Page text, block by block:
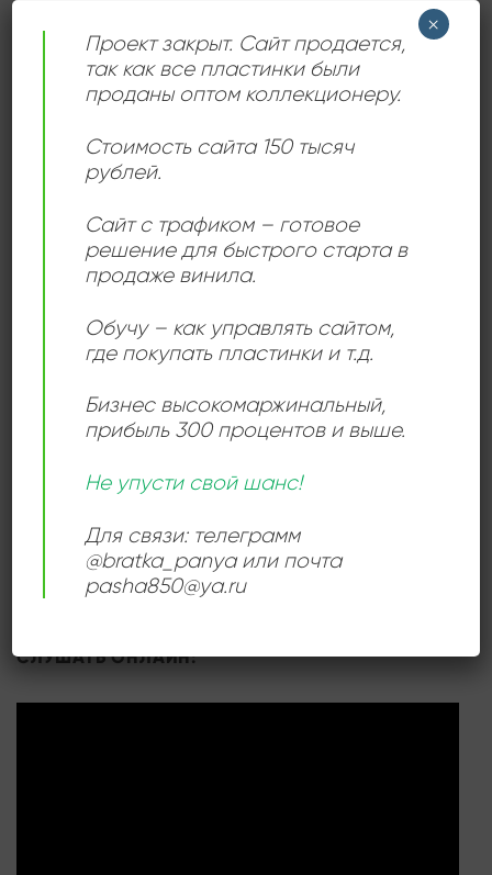
оригинальным оформлением, яркие красные лейблы
с чёрным и синим шрифтом. Этот альбом включает
культовые композиции в жанре хард-рока и
классического рока, отражая фирменное звучание
соло и энергичный вокал.
ДЕТАЛИ
AnTrop
ИСПОЛНИТЕЛЬ Deep Purple
РАЗМЕР ПЛАСТИНКИ 12 дюймов
СЛУШАТЬ ОНЛАЙН:
Проект закрыт. Сайт продается,
так как все пластинки были
проданы оптом коллекционеру.
Стоимость сайта 150 тысяч
рублей.
Сайт с трафиком – готовое
решение для быстрого старта в
продаже винила.
Обучу – как управлять сайтом,
где покупать пластинки и т.д.
Бизнес высокомаржинальный,
прибыль 300 процентов и выше.
Не упусти свой шанс!
Для связи: телеграмм
@bratka_panya или почта
pasha850@ya.ru
×